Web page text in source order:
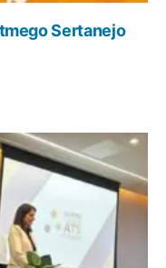
Sertanejo